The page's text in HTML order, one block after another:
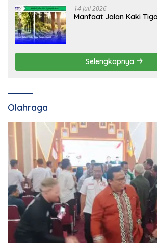
14 Juli 2026
Manfaat Jalan Kaki
Selengkapnya
Olahraga